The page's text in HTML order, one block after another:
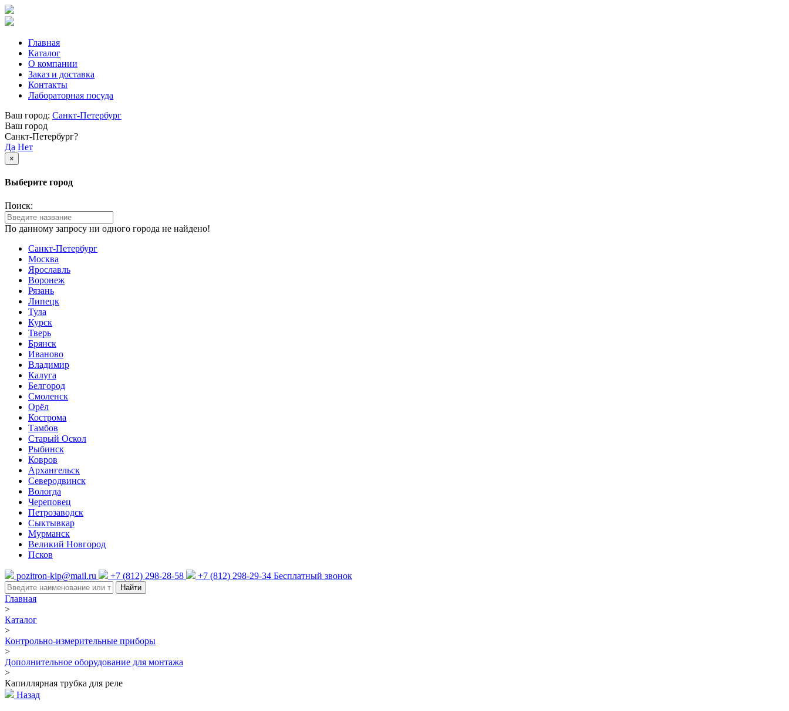
Главная
Каталог
О компании
Заказ и доставка
Контакты
Лабораторная посуда
Ваш город: Санкт-Петербург
Ваш город
Санкт-Петербург?
Да Нет
×
Выберите город
Поиск:
По данному запросу ни одного города не найдено!
Санкт-Петербург
Москва
Ярославль
Воронеж
Рязань
Липецк
Тула
Курск
Тверь
Брянск
Иваново
Владимир
Калуга
Белгород
Смоленск
Орёл
Кострома
Тамбов
Старый Оскол
Рыбинск
Ковров
Архангельск
Северодвинск
Вологда
Череповец
Петрозаводск
Сыктывкар
Мурманск
Великий Новгород
Псков
pozitron-kip@mail.ru +7 (812) 298-28-58 +7 (812) 298-29-34 Бесплатный звонок
Найти
Главная
>
Каталог
>
Контрольно-измерительные приборы
>
Дополнительное оборудование для монтажа
>
Капиллярная трубка для реле
Назад